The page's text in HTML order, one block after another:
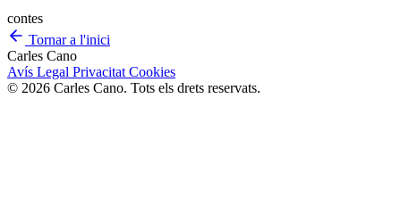
contes
Tornar a l'inici
Carles Cano
Avís Legal Privacitat Cookies
© 2026 Carles Cano. Tots els drets reservats.